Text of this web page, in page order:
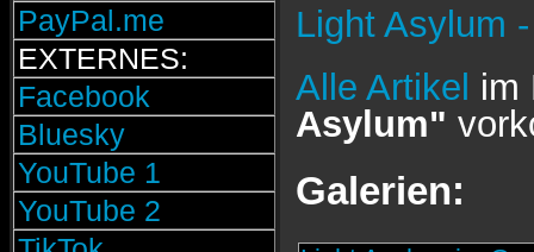
PayPal.me
EXTERNES:
Facebook
Bluesky
YouTube 1
YouTube 2
Light Asylum
Alle Artikel im
Asylum"
Galerien: